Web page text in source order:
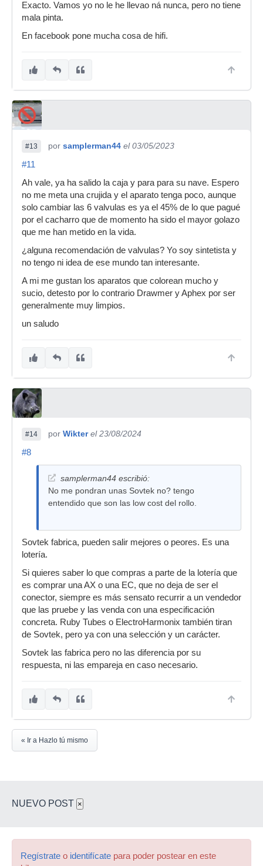
Exacto. Vamos yo no le he llevao ná nunca, pero no tiene
mala pinta.
En facebook pone mucha cosa de hifi.
#13 por samplerman44 el 03/05/2023
#11
Ah vale, ya ha salido la caja y para para su nave. Espero
no me meta una crujida y el aparato tenga poco, aunque
solo cambiar las 6 valvulas es ya el 45% de lo que pagué
por el cacharro que de momento ha sido el mayor golazo
que me han metido en la vida.
¿alguna recomendación de valvulas? Yo soy sintetista y
no tengo ni idea de ese mundo tan interesante.
A mi me gustan los aparatos que colorean mucho y
sucio, detesto por lo contrario Drawmer y Aphex por ser
generalmente muy limpios.
un saludo
#14 por Wikter el 23/08/2024
#8
samplerman44 escribió:
No me pondran unas Sovtek no? tengo
entendido que son las low cost del rollo.
Sovtek fabrica, pueden salir mejores o peores. Es una
lotería.
Si quieres saber lo que compras a parte de la lotería que
es comprar una AX o una EC, que no deja de ser el
conector, siempre es más sensato recurrir a un vendedor
que las pruebe y las venda con una especificación
concreta. Ruby Tubes o ElectroHarmonix también tiran
de Sovtek, pero ya con una selección y un carácter.
Sovtek las fabrica pero no las diferencia por su
respuesta, ni las empareja en caso necesario.
« Ir a Hazlo tú mismo
NUEVO POST ×
Regístrate o identifícate para poder postear en este